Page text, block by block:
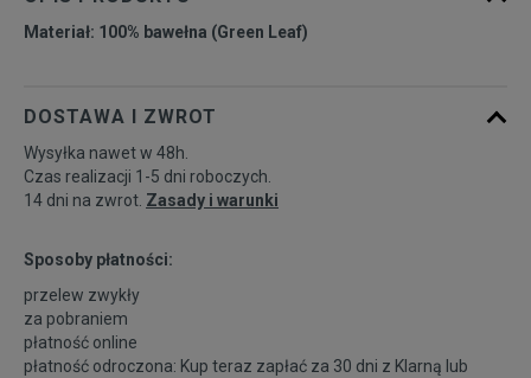
Materiał: 100% bawełna (Green Leaf)
DOSTAWA I ZWROT
Wysyłka nawet w 48h.
Czas realizacji 1-5 dni roboczych.
14 dni na zwrot. Zasady i warunki
Sposoby płatności:
przelew zwykły
za pobraniem
płatność online
płatność odroczona: Kup teraz zapłać za 30 dni z Klarną lub